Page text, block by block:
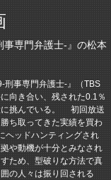
専門弁護士‐』の松本
事専門弁護士‐』（TBS
向き合い、残された0.1％
に挑んでいる。 初回放送
ち取ってきた実績を買わ
ヘッドハンティングされ
や動機が十分とみなされ
ため、型破りな方法で真
の人々は振り回される